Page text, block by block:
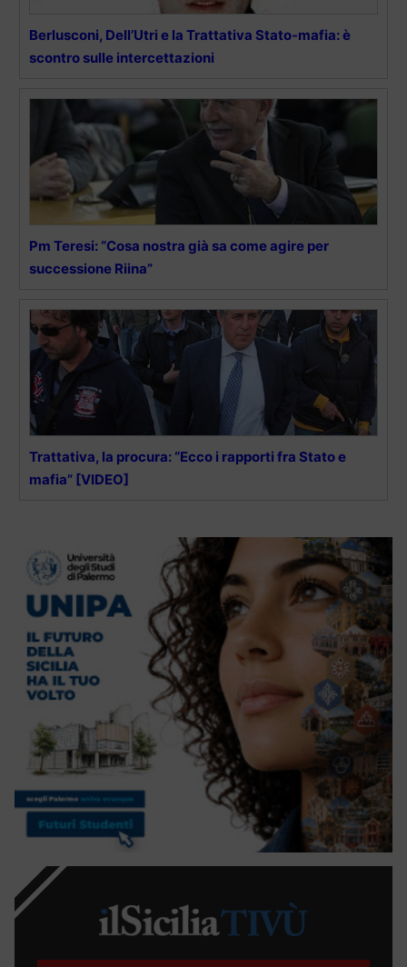
Berlusconi, Dell’Utri e la Trattativa Stato-mafia: è
scontro sulle intercettazioni
Pm Teresi: “Cosa nostra già sa come agire per
successione Riina”
Trattativa, la procura: “Ecco i rapporti fra Stato e
mafia” [VIDEO]